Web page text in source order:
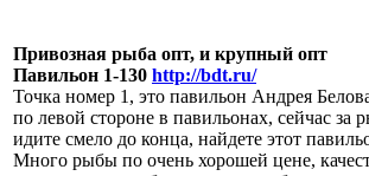
Привозная рыба опт, и крупный опт
Павильон 1-130 http://bdt.ru/
Точка номер 1, это павильон Андрея
по левой стороне в павильонах, сейчас за
идите смело до конца, найдете этот
Много рыбы по очень хорошей цене,